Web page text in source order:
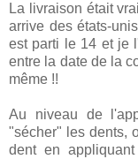
La livraison était
arrive des états-
est parti le 14 et je
entre la date de la
même !!
Au niveau de
"sécher" les dents,
dent en